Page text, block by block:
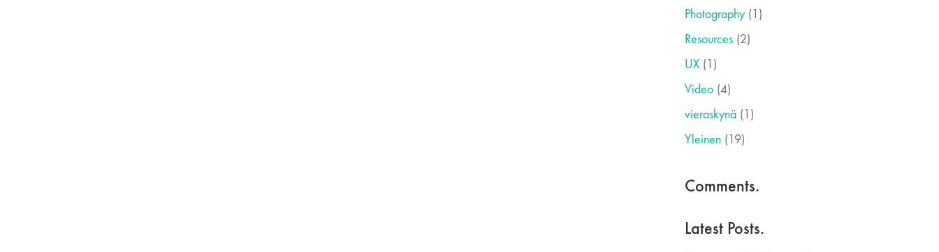
Photography(1)
Resources(2)
UX(1)
Video(4)
vieraskynä(1)
Yleinen(19)
Comments.
Latest Posts.